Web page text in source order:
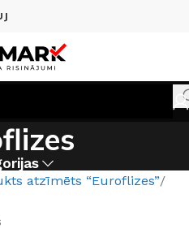
atzīmēts “Euroflizes”